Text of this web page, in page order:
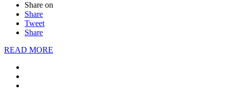
Share on
Share
Tweet
Share
READ MORE